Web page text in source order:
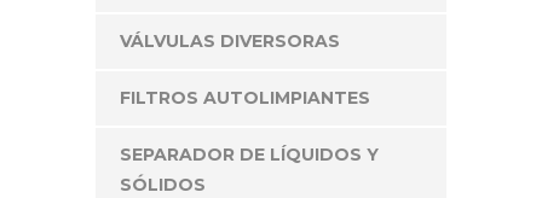
VÁLVULAS DIVERSORAS
FILTROS AUTOLIMPIANTES
SEPARADOR DE LÍQUIDOS Y
SÓLIDOS